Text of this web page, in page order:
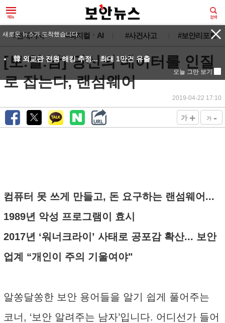
#전체기사 #피지컬ㆍAI #사건사고 #보안리포트
[보.알.남] 당신의 데이터를 인질
로 잡는다, 랜섬웨어
2019-04-22 17:10
가 + 가 -
컴퓨터 못 쓰게 만들고, 돈 요구하는 랜섬웨어...
1989년 악성 프로그램이 효시
2017년 ‘워너크라이’ 사태로 공포감 확산... 보안
업계 “개인이 주의 기울여야"
알쏭달쏭한 보안 용어들을 알기 쉽게 풀어주는
코너, ‘보안 알려주는 남자’입니다. 어디선가 들어